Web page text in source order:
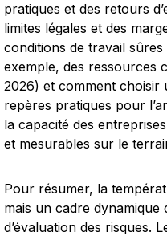
pratiques et des retours
limites légales et des
conditions de travail
exemple, des ressources
2026) et comment choisir
repères pratiques pour
la capacité des
et mesurables sur le
Pour résumer, la
mais un cadre dynamique
d’évaluation des risques.